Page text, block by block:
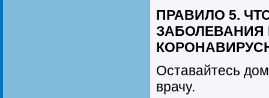
ПРАВИЛО 5.
ЗАБОЛЕВАНИЯ
Оставайтесь
врачу.